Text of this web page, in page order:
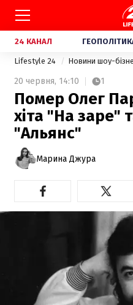
24 КАНАЛ
Lifestyle 24 Новини шоу-
20 червня, 14:10 1
Помер Олег
хіта "На заре"
"Альянс"
Марина Джура